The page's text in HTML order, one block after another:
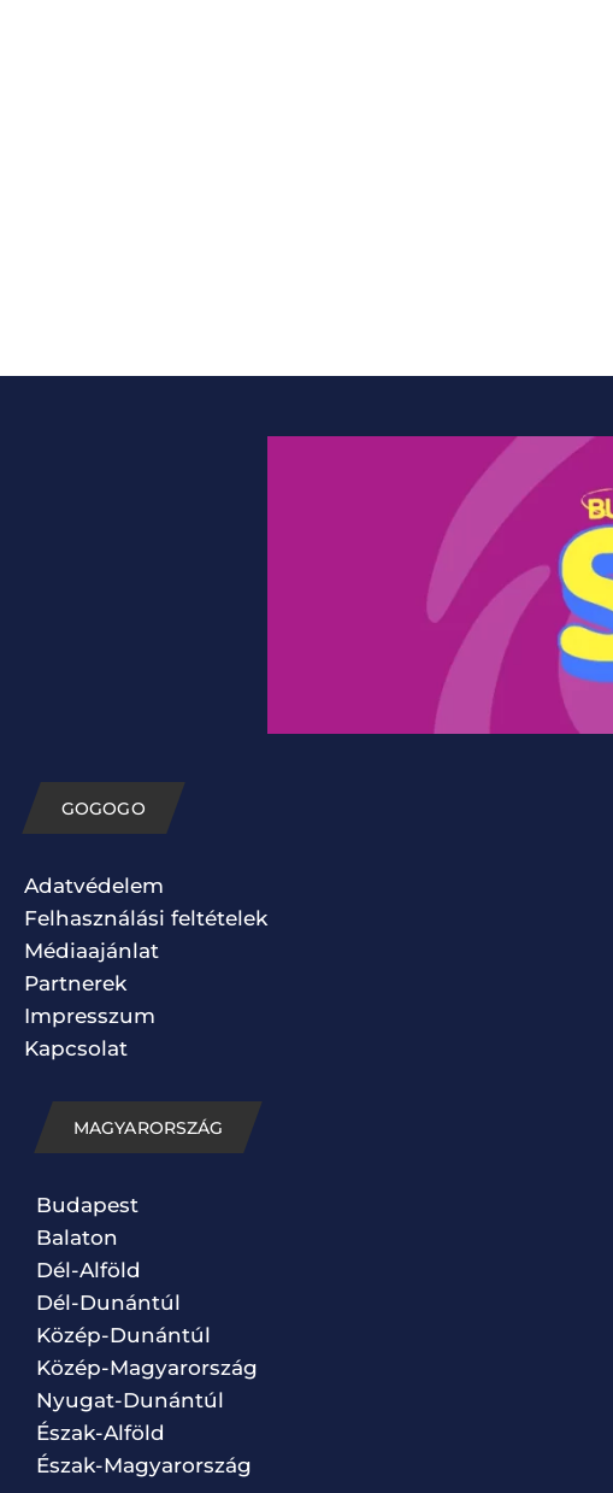
GOGOGO
Adatvédelem
Felhasználási feltételek
Médiaajánlat
Partnerek
Impresszum
Kapcsolat
MAGYARORSZÁG
Budapest
Balaton
Dél-Alföld
Dél-Dunántúl
Közép-Dunántúl
Közép-Magyarország
Nyugat-Dunántúl
Észak-Alföld
Észak-Magyarország